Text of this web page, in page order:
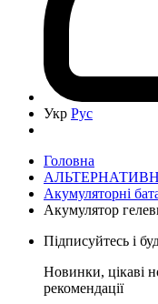
Укр Рус
Головна
Акумуляторні
Акумулятор
Підписуйтесь і
Новинки, цікаві
рекомендації